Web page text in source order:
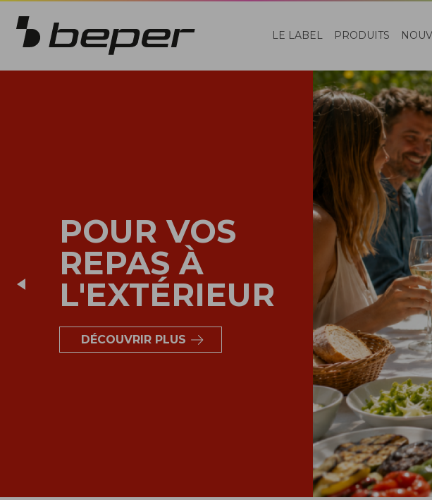
LE LABEL PRODUITS
POUR VOS
REPAS À
L'EXTÉRIEUR
DÉCOUVRIR PLUS